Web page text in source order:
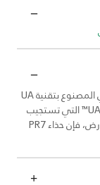
تم اختبارها من قبل ذا روك بنفسه. بفضل الجزء العلوي المصنوع بتقنية UA
Clone التي توفر ملاءمة فائقة الدقة، ووسادة UA HOVR™ التي تستجيب
للحركة، وتقنية UA TriBase™ التي تزيد من الاتصال بالأرض، فإن حذاء PR7